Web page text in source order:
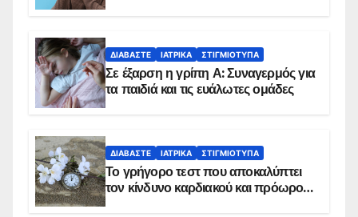
ΔΙΑΒΆΣΤΕ ΙΑΤΡΙΚΆ ΣΤΙΓΜΙΌΤΥΠΑ
Σε έξαρση η γρίπη Α: Συναγερμός για
τα παιδιά και τις ευάλωτες ομάδες
ΔΙΑΒΆΣΤΕ ΙΑΤΡΙΚΆ ΣΤΙΓΜΙΌΤΥΠΑ
Το γρήγορο τεστ που αποκαλύπτει
τον κίνδυνο καρδιακού και πρόωρου